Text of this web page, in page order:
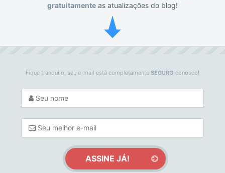
gratuitamente as atualizações do blog!
Fique tranquilo, seu e-mail está completamente SEGURO conosco!